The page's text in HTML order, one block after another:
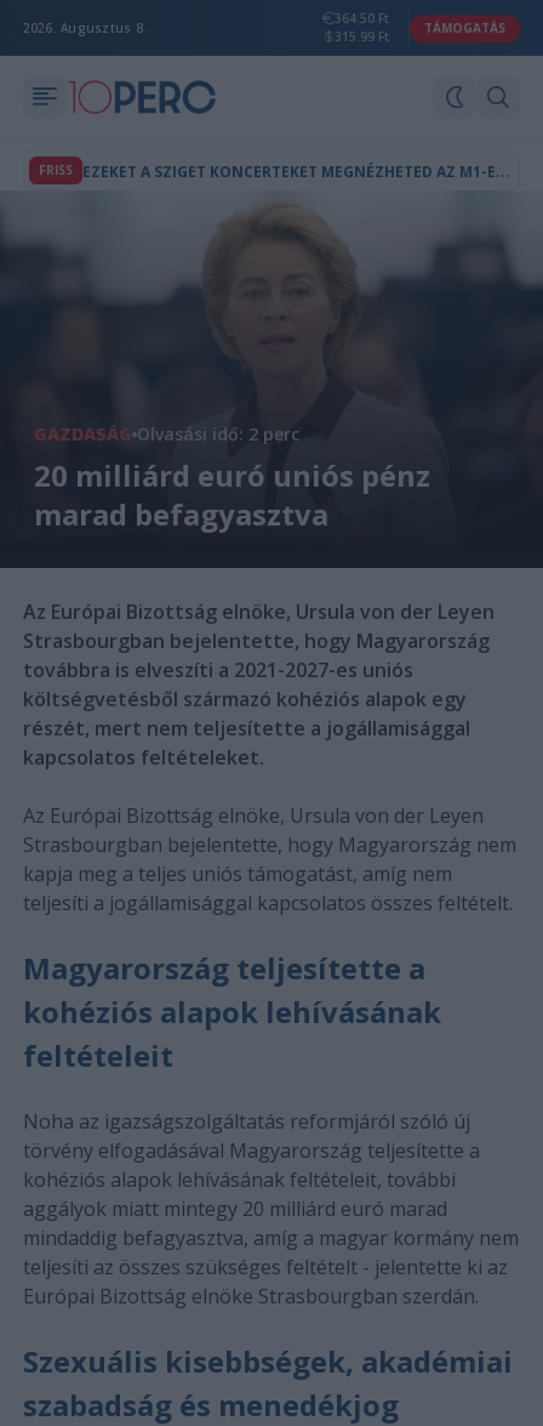
2026. Augusztus 8.
364.50 Ft
315.99 Ft
TÁMOGATÁS
FRISS E
ZEKET A SZIGET KONCERTEKET MEGNÉZHETED AZ M1-EN IS
GAZDASÁG Olvasási idő: 2 perc
20 milliárd euró uniós pénz
marad befagyasztva
Az Európai Bizottság elnöke, Ursula von der Leyen
Strasbourgban bejelentette, hogy Magyarország
továbbra is elveszíti a 2021-2027-es uniós
költségvetésből származó kohéziós alapok egy
részét, mert nem teljesítette a jogállamisággal
kapcsolatos feltételeket.
Az Európai Bizottság elnöke, Ursula von der Leyen
Strasbourgban bejelentette, hogy Magyarország nem
kapja meg a teljes uniós támogatást, amíg nem
teljesíti a jogállamisággal kapcsolatos összes feltételt.
Magyarország teljesítette a
kohéziós alapok lehívásának
feltételeit
Noha az igazságszolgáltatás reformjáról szóló új
törvény elfogadásával Magyarország teljesítette a
kohéziós alapok lehívásának feltételeit, további
aggályok miatt mintegy 20 milliárd euró marad
mindaddig befagyasztva, amíg a magyar kormány nem
teljesíti az összes szükséges feltételt - jelentette ki az
Európai Bizottság elnöke Strasbourgban szerdán.
Szexuális kisebbségek, akadémiai
szabadság és menedékjog